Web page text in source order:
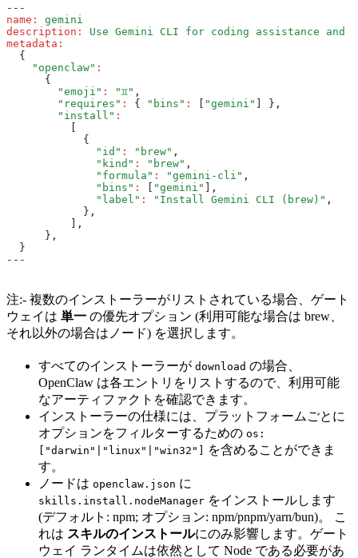
---
name :
gemini
description :
Use Gemini CLI for coding assistance and
metadata :
  {
    "openclaw"
:
      {
        "emoji"
: "♊️" ,
        "requires"
: { "bins" : [ "gemini" ] } ,
        "install"
:
          [
            {
              "id"
: "brew" ,
              "kind"
: "brew" ,
              "formula"
: "gemini-cli" ,
              "bins"
: [ "gemini" ] ,
              "label"
: "Install Gemini CLI (brew)" ,
            }
,
          ]
,
      }
,
  }
---
注:- 複数のインストーラーがリストされている場合、ゲート
ウェイは 単一 の優先オプション (利用可能な場合は brew、
それ以外の場合はノード) を選択します。
すべてのインストーラーが download の場合、
OpenClaw は各エントリをリストするので、利用可能
なアーティファクトを確認できます。
インストーラーの仕様には、プラットフォームごとに
オプションをフィルターするための os:
["darwin"|"linux"|"win32"]
を含めることができま
す。
ノードは openclaw.json に
skills.install.nodeManager をインストールします
(デフォルト: npm; オプション: npm/pnpm/yarn/bun)。 こ
れは スキルのインストールにのみ影響します。ゲート
ウェイ ランタイムは依然として Node である必要があ